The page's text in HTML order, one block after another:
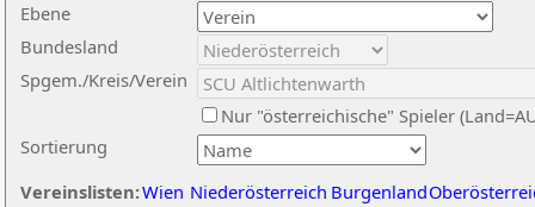
Ebene
Sortierung
Bundesland
Spgem./Kreis/Verein
Nur "österreichische" Spieler
Vereinslisten:Wien Niederösterreich Burgenland